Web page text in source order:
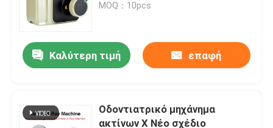
MOQ：10pcs
Καλύτερη τιμή επαφή
Οδοντιατρικό μηχάνημα
ακτίνων Χ Νέο σχέδιο